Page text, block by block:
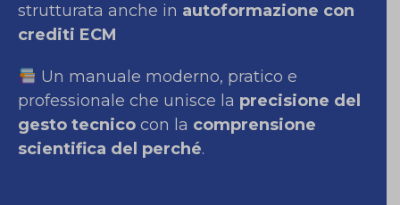
strutturata anche in autoformazione con
crediti ECM
Un manuale moderno, pratico e
professionale che unisce la precisione del
gesto tecnico con la comprensione
scientifica del perché.